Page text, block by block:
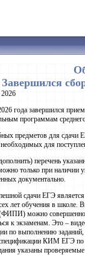
Завершился
года завершился прием
программам
предметов для сдачи
для
перечень
только при наличии
документально.
сдачи ЕГЭ
лет обучения в школе.
можно совершенно
к экзаменам. Это –
по выполнению
спецификации КИМ ЕГЭ
указаны